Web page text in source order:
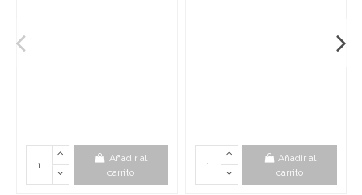
Añadir al
carrito
Añadir al
carrito